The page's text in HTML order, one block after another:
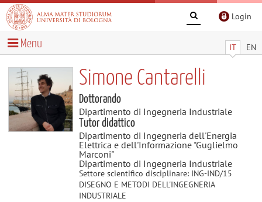
Login
IT EN
Menu
Simone Cantarelli
Dottorando
Dipartimento di Ingegneria Industriale
Tutor didattico
Dipartimento di Ingegneria dell'Energia
Elettrica e dell'Informazione "Guglielmo
Marconi"
Dipartimento di Ingegneria Industriale
Settore scientifico disciplinare: ING-IND/15
DISEGNO E METODI DELL'INGEGNERIA
INDUSTRIALE